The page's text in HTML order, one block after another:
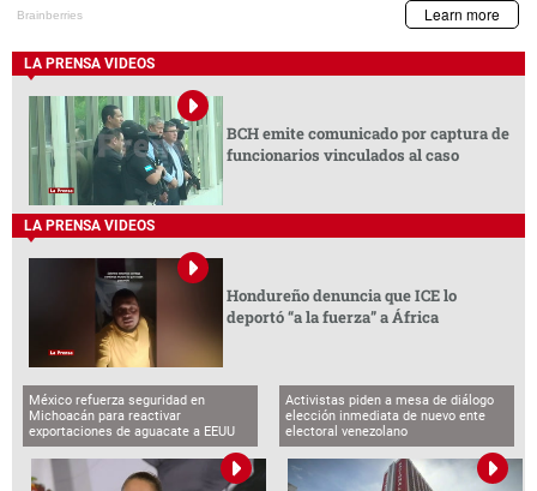
LA PRENSA VIDEOS
BCH emite comunicado por captura de
funcionarios vinculados al caso
LA PRENSA VIDEOS
Hondureño denuncia que ICE lo
deportó “a la fuerza” a África
México refuerza seguridad en
Michoacán para reactivar
exportaciones de aguacate a EEUU
Activistas piden a mesa de diálogo
elección inmediata de nuevo ente
electoral venezolano